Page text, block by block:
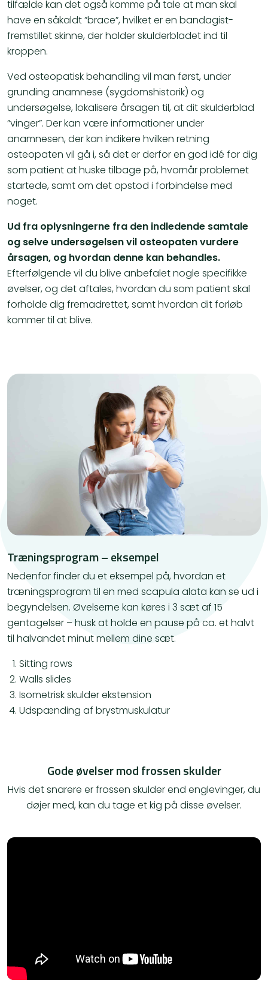
tilfælde kan det også komme på tale at man skal
have en såkaldt ”brace”, hvilket er en bandagist-
fremstillet skinne, der holder skulderbladet ind til
kroppen.
Ved osteopatisk behandling vil man først, under
grunding anamnese (sygdomshistorik) og
undersøgelse, lokalisere årsagen til, at dit skulderblad
”vinger”. Der kan være informationer under
anamnesen, der kan indikere hvilken retning
osteopaten vil gå i, så det er derfor en god idé for dig
som patient at huske tilbage på, hvornår problemet
startede, samt om det opstod i forbindelse med
noget.
Ud fra oplysningerne fra den indledende samtale
og selve undersøgelsen vil osteopaten vurdere
årsagen, og hvordan denne kan behandles.
Efterfølgende vil du blive anbefalet nogle specifikke
øvelser, og det aftales, hvordan du som patient skal
forholde dig fremadrettet, samt hvordan dit forløb
kommer til at blive.
Træningsprogram – eksempel
Nedenfor finder du et eksempel på, hvordan et
træningsprogram til en med scapula alata kan se ud i
begyndelsen. Øvelserne kan køres i 3 sæt af 15
gentagelser – husk at holde en pause på ca. et halvt
til halvandet minut mellem dine sæt.
Sitting rows
Walls slides
Isometrisk skulder ekstension
Udspænding af brystmuskulatur
Gode øvelser mod frossen skulder
Hvis det snarere er frossen skulder end englevinger, du
døjer med, kan du tage et kig på disse øvelser.